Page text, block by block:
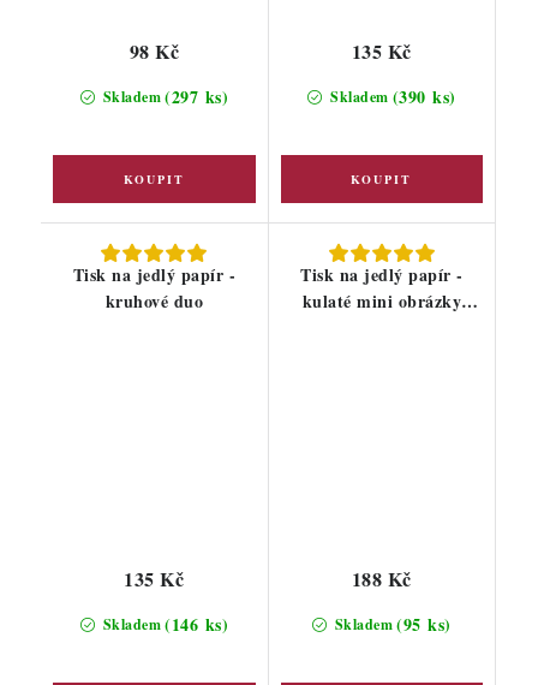
Skladem(297 ks)
98 Kč
Skladem (390 ks)
135 Kč
Tisk na jedlý papír -
kruhové duo
Skladem(146 ks)
135 Kč
Tisk na jedlý papír -
kulaté mini obrázky
Skladem(95 ks)
188 Kč